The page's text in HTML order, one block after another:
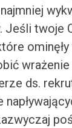
Jeśli twoje
ds.